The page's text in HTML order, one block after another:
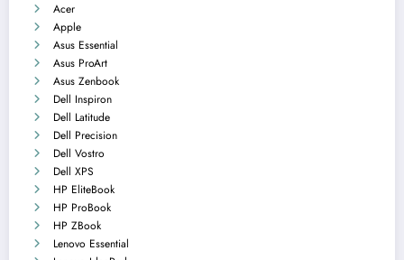
Acer
Apple
Asus Essential
Asus ProArt
Asus Zenbook
Dell Inspiron
Dell Latitude
Dell Precision
Dell Vostro
Dell XPS
HP EliteBook
HP ProBook
HP ZBook
Lenovo Essential